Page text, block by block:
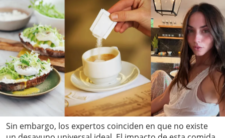
Sin embargo, los expertos coinciden en que no existe